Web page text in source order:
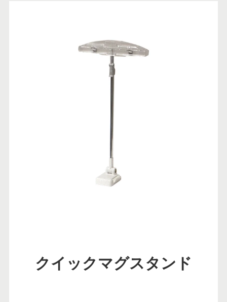
クイックマグスタンド